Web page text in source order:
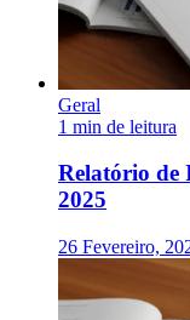
Geral
1 min de leitura
Relatório de
2025
26 Fevereiro,